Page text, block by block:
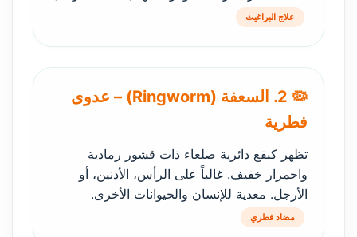
علاج البراغيث
🦠 2. السعفة (Ringworm) – عدوى
فطرية
تظهر كبقع دائرية صلعاء ذات قشور رمادية
واحمرار خفيف. غالباً على الرأس، الأذنين، أو
الأرجل. معدية للإنسان والحيوانات الأخرى.
مضاد فطري